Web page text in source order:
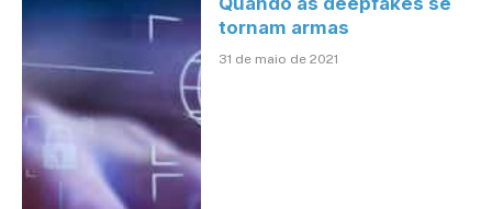
tornam armas
31 de maio de 2021